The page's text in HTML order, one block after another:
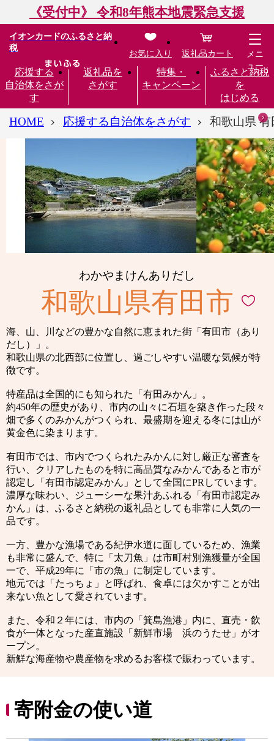
《受付中》 令和8年熊本地震緊急支援
イオンカードのふるさと納
税
応援する
自治体をさが
す
返礼品を
さがす
特集・
キャンペーン
ふるさと納税
を
はじめる
お気に入り 返礼品カート
メニ
ュー
HOME 応援する自治体をさがす 和歌山県 有
わかやまけんありだし
和歌山県有田市
海、山、川などの豊かな自然に恵まれた街「有田市（あり
だし）」。
和歌山県の北西部に位置し、過ごしやすい温暖な気候が特
徴です。
特産品は全国的にも知られた「有田みかん」。
約450年の歴史があり、市内の山々に石垣を築き作った段々
畑で多くのみかんがつくられ、最盛期を迎える冬には山が
黄金色に染まります。
有田市では、市内でつくられたみかんに対し厳正な審査を
行い、クリアしたものを特に高品質なみかんであると市が
認定し「有田市認定みかん」として全国にPRしています。
濃厚な味わい、ジューシーな果汁あふれる「有田市認定み
かん」は、ふるさと納税の返礼品としても非常に人気の一
品です。
一方、豊かな漁場である紀伊水道に面しているため、漁業
も非常に盛んで、特に「太刀魚」は市町村別漁獲量が全国
一で、平成29年に「市の魚」に制定しています。
地元では「たっちょ」と呼ばれ、食卓には欠かすことが出
来ない魚として愛されています。
また、令和２年には、市内の「箕島漁港」内に、直売・飲
食が一体となった産直施設「新鮮市場 浜のうたせ」がオ
ープン。
新鮮な海産物や農産物を求めるお客様で賑わっています。
寄附金の使い道